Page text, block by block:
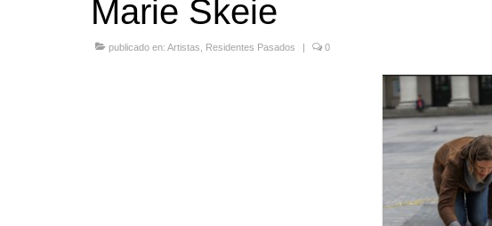
Marie Skeie
publicado en: Artistas Residentes Pasados 0